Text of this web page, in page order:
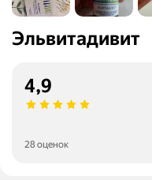
Эльвитадивит
4,9
28 оценок